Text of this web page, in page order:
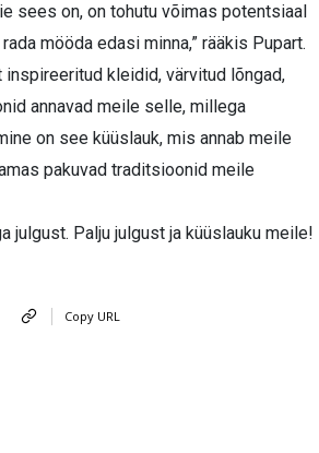
sees on, on tohutu võimas potentsiaal
mööda edasi minna,” rääkis Pupart.
kleidid, värvitud lõngad,
annavad meile selle, millega
on see küüslauk, mis annab meile
pakuvad traditsioonid meile
julgust. Palju julgust ja küüslauku meile!
Copy URL